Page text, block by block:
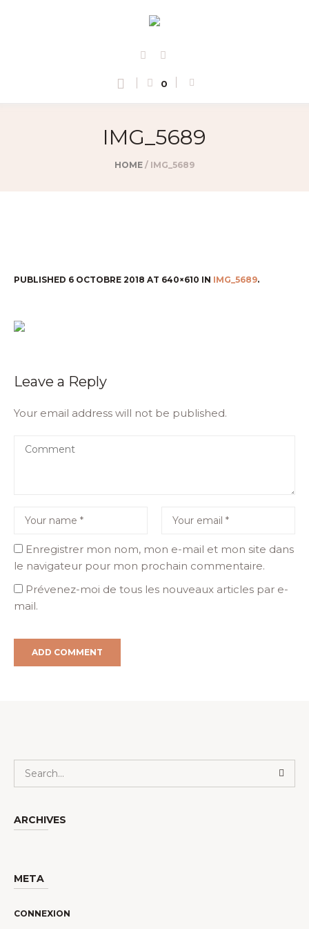
0
IMG_5689
HOME / IMG_5689
PUBLISHED 6 OCTOBRE 2018 AT 640×610 IN IMG_5689.
Leave a Reply
Your email address will not be published.
Enregistrer mon nom, mon e-mail et mon site dans
le navigateur pour mon prochain commentaire.
Prévenez-moi de tous les nouveaux articles par e-
mail.
ARCHIVES
META
CONNEXION